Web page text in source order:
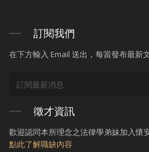
訂閱我們
在下方輸入 Email 送出，每當發布最新
徵才資訊
歡迎認同本所理念之法律學弟妹加入懷
點此了解職缺內容